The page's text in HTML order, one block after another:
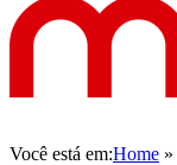
Você está em:Home »